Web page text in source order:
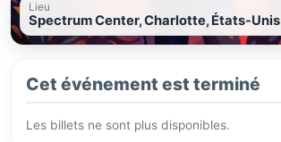
Lieu
Spectrum Center, Charlotte, États-Unis
Cet événement est terminé
Les billets ne sont plus disponibles.